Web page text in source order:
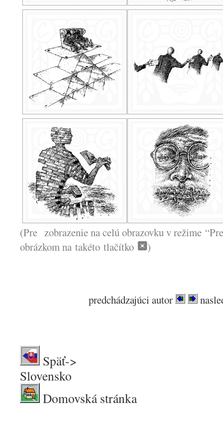
(Pre zobrazenie na celú obrazovku v režime
obrázkom na takéto tlačítko
)
predchádzajúci autor
Späť->
Domovská stránka